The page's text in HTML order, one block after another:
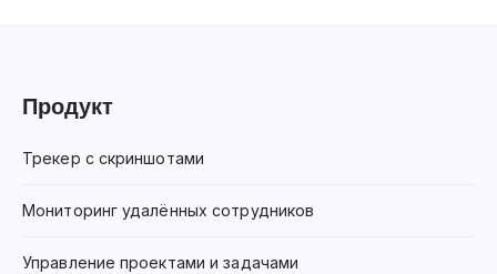
Продукт
Трекер с скриншотами
Мониторинг удалённых сотрудников
Управление проектами и задачами